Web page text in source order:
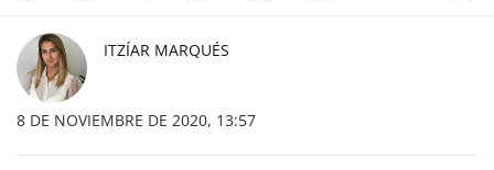
ITZÍAR MARQUÉS
8 DE NOVIEMBRE DE 2020, 13:57